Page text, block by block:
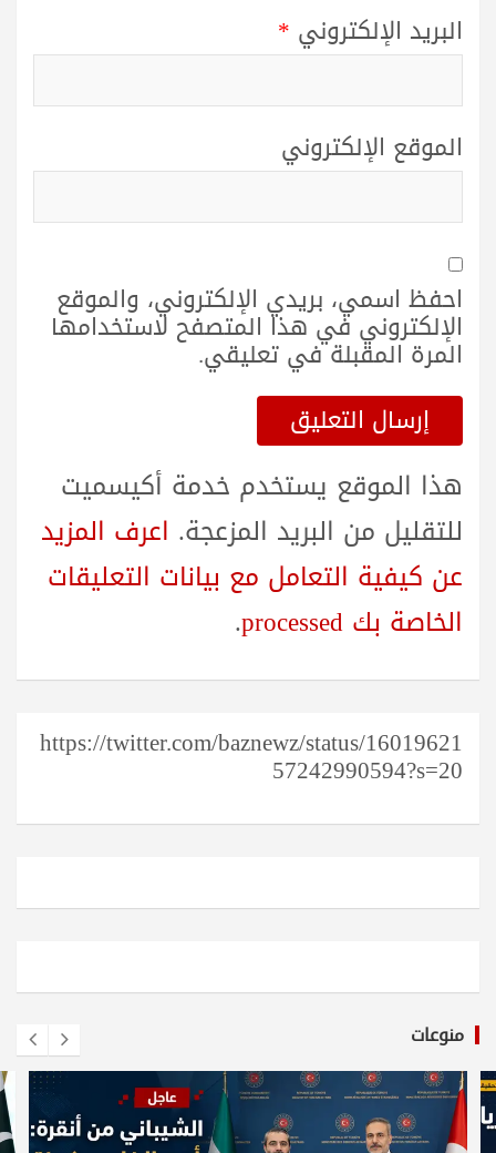
البريد الإلكتروني *
الموقع الإلكتروني
احفظ اسمي، بريدي الإلكتروني، والموقع
الإلكتروني في هذا المتصفح لاستخدامها
المرة المقبلة في تعليقي.
هذا الموقع يستخدم خدمة أكيسميت
للتقليل من البريد المزعجة. اعرف المزيد
عن كيفية التعامل مع بيانات التعليقات
الخاصة بك processed
.
https://twitter.com/baznewz/status/16019621
57242990594?s=20
منوعات